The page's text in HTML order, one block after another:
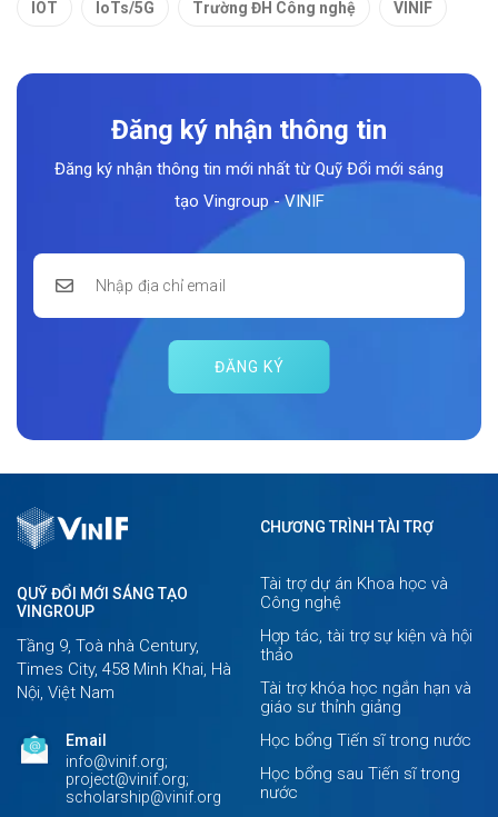
IOT IoTs/5G Trường ĐH Công nghệ VINIF
Đăng ký nhận thông tin
Đăng ký nhận thông tin mới nhất từ Quỹ Đổi mới sáng
tạo Vingroup - VINIF
ĐĂNG KÝ
QUỸ ĐỔI MỚI SÁNG TẠO
VINGROUP
Tầng 9, Toà nhà Century,
Times City, 458 Minh Khai, Hà
Nội, Việt Nam
Email
info@vinif.org;
project@vinif.org;
scholarship@vinif.org
CHƯƠNG TRÌNH TÀI TRỢ
Tài trợ dự án Khoa học và
Công nghệ
Hợp tác, tài trợ sự kiện và hội
thảo
Tài trợ khóa học ngắn hạn và
giáo sư thỉnh giảng
Học bổng Tiến sĩ trong nước
Học bổng sau Tiến sĩ trong
nước